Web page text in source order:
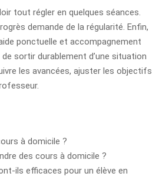
tout régler en quelques séances.
demande de la régularité. Enfin,
ponctuelle et accompagnement
sortir durablement d’une situation
les avancées, ajuster les objectifs
à domicile ?
des cours à domicile ?
ils efficaces pour un élève en